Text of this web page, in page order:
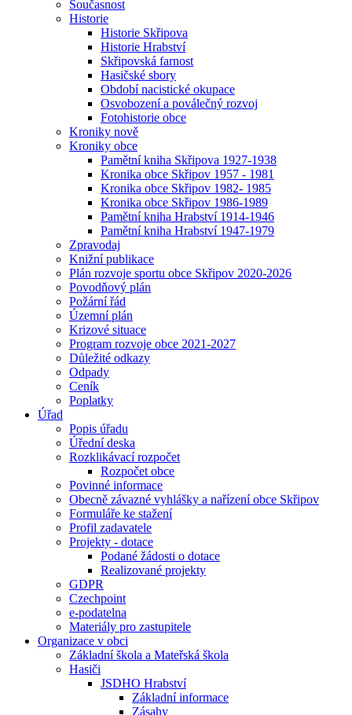
Současnost
Historie
Historie Skřipova
Historie Hrabství
Skřipovská farnost
Hasičské sbory
Období nacistické okupace
Osvobození a poválečný rozvoj
Fotohistorie obce
Kroniky nově
Kroniky obce
Pamětní kniha Skřipova 1927-1938
Kronika obce Skřipov 1957 - 1981
Kronika obce Skřipov 1982- 1985
Kronika obce Skřipov 1986-1989
Pamětní kniha Hrabství 1914-1946
Pamětní kniha Hrabství 1947-1979
Zpravodaj
Knižní publikace
Plán rozvoje sportu obce Skřipov 2020-2026
Povodňový plán
Požární řád
Územní plán
Krizové situace
Program rozvoje obce 2021-2027
Důležité odkazy
Odpady
Ceník
Poplatky
Úřad
Popis úřadu
Úřední deska
Rozklikávací rozpočet
Rozpočet obce
Povinné informace
Obecně závazné vyhlášky a nařízení obce Skřipov
Formuláře ke stažení
Profil zadavatele
Projekty - dotace
Podané žádosti o dotace
Realizované projekty
GDPR
Czechpoint
e-podatelna
Materiály pro zastupitele
Organizace v obci
Základní škola a Mateřská škola
Hasiči
JSDHO Hrabství
Základní informace
Zásahy